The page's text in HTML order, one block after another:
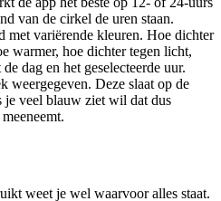
van de cirkel de uren staan.
met variërende kleuren. Hoe dichter
warmer, hoe dichter tegen licht,
dag en het geselecteerde uur.
weergegeven. Deze slaat op de
je veel blauw ziet wil dat dus
weet je wel waarvoor alles staat.